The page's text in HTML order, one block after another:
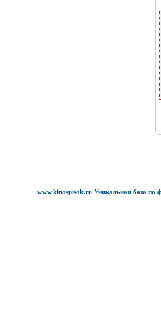
www.kinospisok.ru Уникальная база